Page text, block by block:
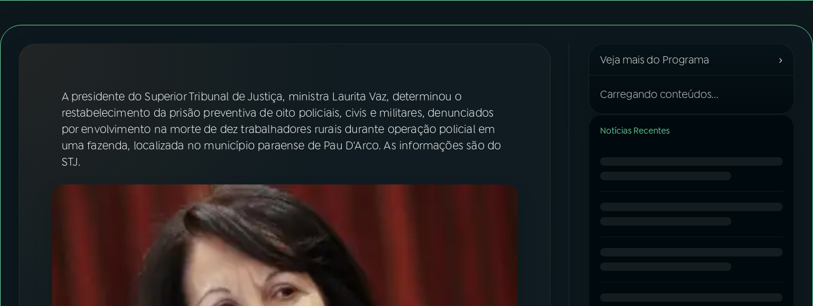
ACOMPANHE A RÁDIO NACIONAL
YouTube Facebook
Instagram X
A presidente do Superior Tribunal de Justiça, ministra Laurita Vaz, determinou o
restabelecimento da prisão preventiva de oito policiais, civis e militares, denunciados
por envolvimento na morte de dez trabalhadores rurais durante operação policial em
uma fazenda, localizada no município paraense de Pau D'Arco. As informações são do
STJ.
Veja mais do Programa ›
Carregando conteúdos...
Notícias Recentes